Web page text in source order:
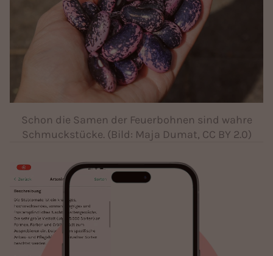
Schon die Samen der Feuerbohnen sind wahre
Schmuckstücke. (Bild: Maja Dumat, CC BY 2.0)